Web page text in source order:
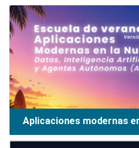
Aplicaciones modernas